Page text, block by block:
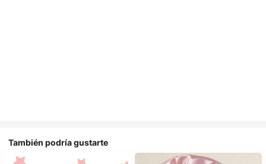
También podría gustarte